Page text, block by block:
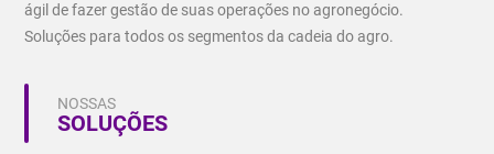
ágil de fazer gestão de suas operações no agronegócio.
Soluções para todos os segmentos da cadeia do agro.
NOSSAS
SOLUÇÕES